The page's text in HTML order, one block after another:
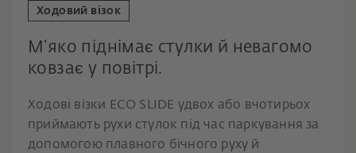
Ходовий візок
М’яко піднімає стулки й невагомо
ковзає у повітрі.
Ходові візки ECO SLIDE удвох або вчотирьох
приймають рухи стулок під час паркування за
допомогою плавного бічного руху й